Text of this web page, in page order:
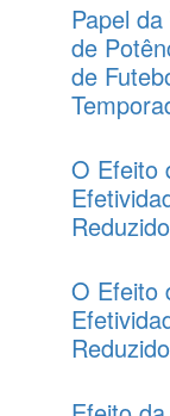
Papel
de
de
O Efeito
O Efeito